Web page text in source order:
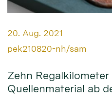
Datum:
20. Aug. 2021
Von:
pek210820-nh/sam
Zehn
Quellenmaterial ab